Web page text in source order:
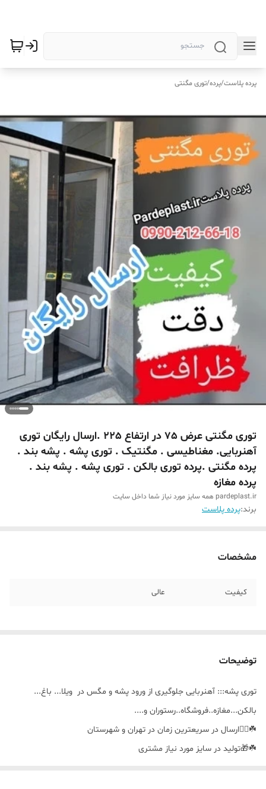
پرده پلاست/پرده/توری مگنتی
توری مگنتی عرض 75 در ارتفاع 225 .ارسال رایگان توری
آهنربایی. مغناطیسی . مگنتیک . توری پشه . پشه بند .
پرده مگنتی .پرده توری بالکن . توری پشه . پشه بند .
پرده مغازه
pardeplast.ir همه سایز مورد نیاز شما داخل سایت
برند:پرده پلاست
مشخصات
کیفیت عالی
توضیحات
توری پشه::: آهنربایی جلوگیری از ورود پشه و مگس در ویلا... باغ...
بالکن...مغازه..فروشگاه..رستوران و....
☘️🚴‍♀️ارسال در سریعترین زمان در تهران و شهرستان
☘️🎁تولید در سایز مورد نیاز مشتری